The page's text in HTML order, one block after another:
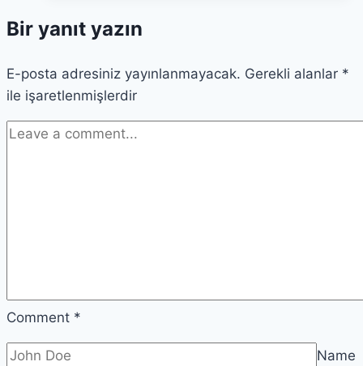
Sürecinde
Oluyor?
Bir yanıt yazın
E-posta adresiniz yayınlanmayacak. Gerekli alanlar *
ile işaretlenmişlerdir
Comment *
Name